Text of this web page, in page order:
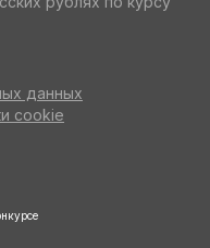
данных
cookie